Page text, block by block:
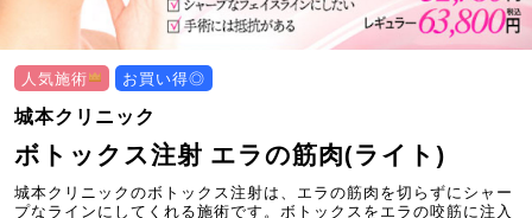
人気施術 お買い得◎
城本クリニック
ボトックス注射 エラの筋肉(ライト)
城本クリニックのボトックス注射は、エラの筋肉を切らずにシャー
プなラインにしてくれる施術です。ボトックスをエラの咬筋に注入